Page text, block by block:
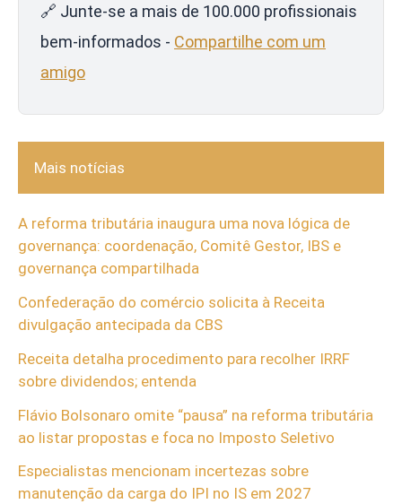
🔗 Junte-se a mais de 100.000 profissionais
bem-informados - Compartilhe com um
amigo
Mais notícias
A reforma tributária inaugura uma nova lógica de
governança: coordenação, Comitê Gestor, IBS e
governança compartilhada
Confederação do comércio solicita à Receita
divulgação antecipada da CBS
Receita detalha procedimento para recolher IRRF
sobre dividendos; entenda
Flávio Bolsonaro omite “pausa” na reforma tributária
ao listar propostas e foca no Imposto Seletivo
Especialistas mencionam incertezas sobre
manutenção da carga do IPI no IS em 2027